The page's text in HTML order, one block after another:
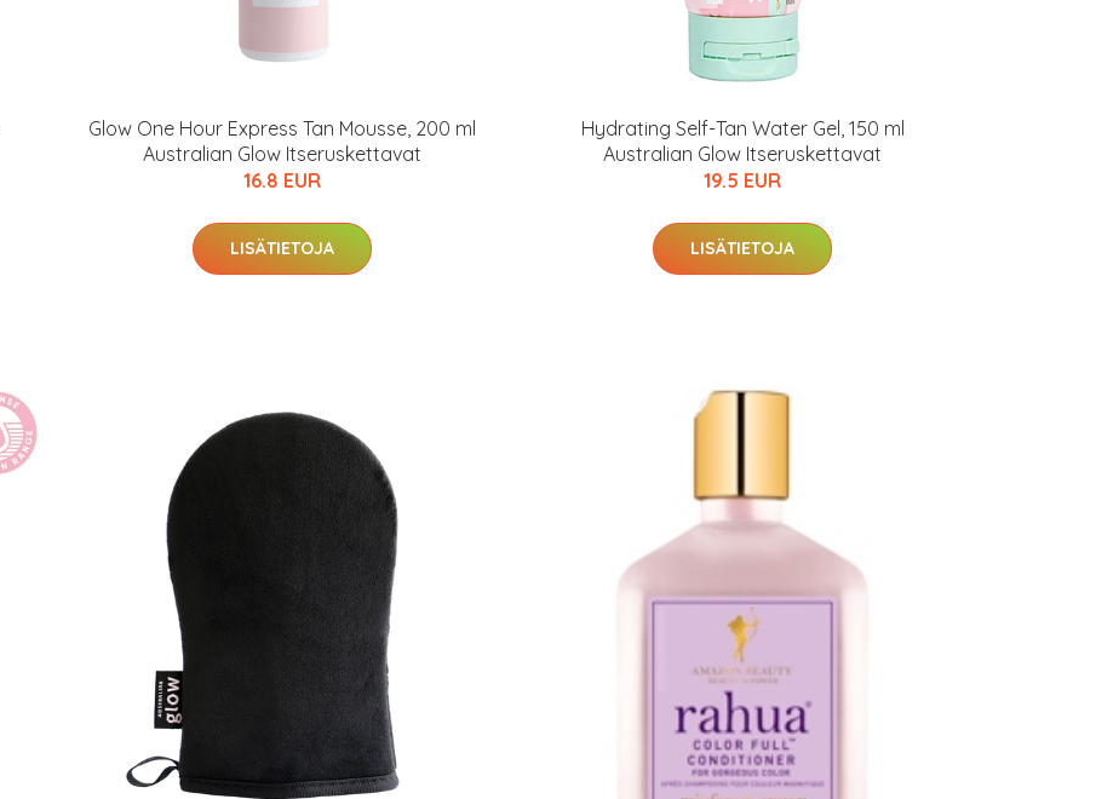
Glow One Hour Express Tan Mousse, 200 ml
Australian Glow Itseruskettavat
16.8 EUR
LISÄTIETOJA
Hydrating Self-Tan Water Gel, 150 ml
Australian Glow Itseruskettavat
19.5 EUR
LISÄTIETOJA